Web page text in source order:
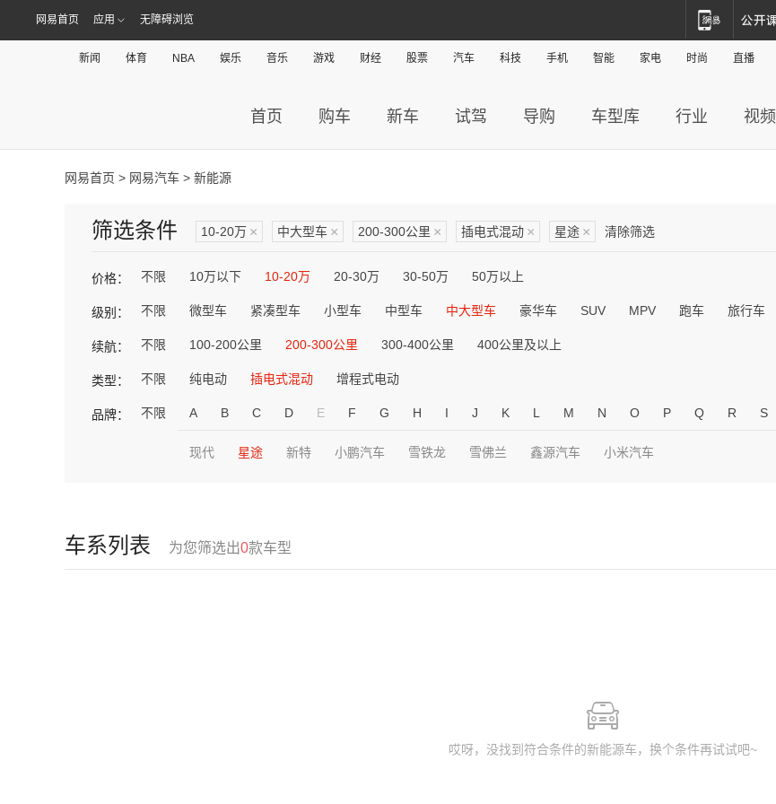
网易首页 应用 无障碍浏览
新闻 体育 NBA 娱乐 音乐 游戏 财经 股票 汽车 科技 手机 智能 家电 时尚 直播
首页 购车 新车 试驾 导购 车型库 行业 视频
网易首页 > 网易汽车 > 新能源
筛选条件 10-20万 × 中大型车 × 200-300公里 × 插电式混动 × 星途 × 清除筛选
价格： 不限 10万以下 10-20万 20-30万 30-50万 50万以上
级别： 不限 微型车 紧凑型车 小型车 中型车 中大型车 豪华车 SUV MPV 跑车 旅行车
续航： 不限 100-200公里 200-300公里 300-400公里 400公里及以上
类型： 不限 纯电动 插电式混动 增程式电动
品牌： 不限 A B C D E F G H I J K L M N O P Q R S
现代 星途 新特 小鹏汽车 雪铁龙 雪佛兰 鑫源汽车 小米汽车
车系列表 为您筛选出0款车型
哎呀，没找到符合条件的新能源车，换个条件再试试吧~